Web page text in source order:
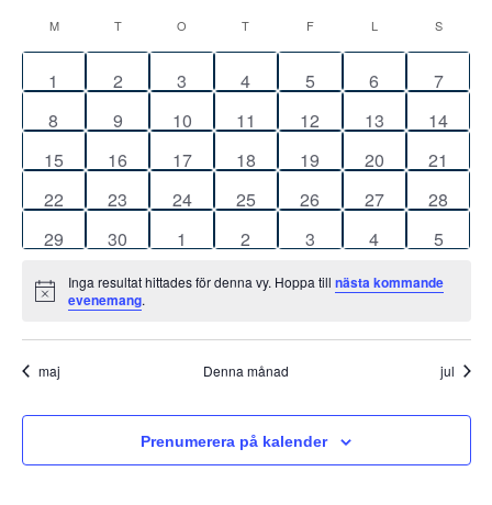
Search
and
Views
datum.
Kalender
Evenemang
M T O T F L S
0
1
0
2
0
3
0
4
0
5
0
6
0
7
0
8
0
9
0
10
0
11
0
12
0
13
0
14
0
15
0
16
0
17
0
18
0
19
0
20
0
21
0
22
0
23
0
24
0
25
0
26
0
27
0
28
0
29
0
30
0
1
0
2
0
3
0
4
0
5
Notis
Inga resultat hittades för denna vy. Hoppa tillnästa kommande
evenemang.
maj Denna månad jul
Prenumerera på kalender